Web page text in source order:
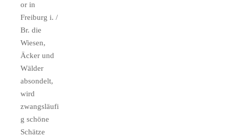
or in
Freiburg i. /
Br. die
Wiesen,
Äcker und
Wälder
absondelt,
wird
zwangsläufi
g schöne
Schätze